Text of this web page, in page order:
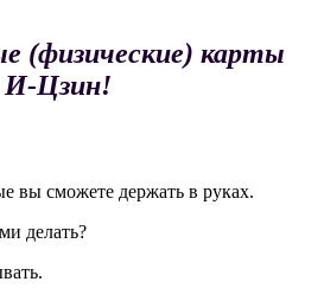
(физические) карты
И-Цзин!
вы сможете держать в руках.
делать?